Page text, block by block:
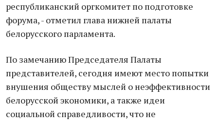
республиканский оргкомитет по подготовке
форума, - отметил глава нижней палаты
белорусского парламента.
По замечанию Председателя Палаты
представителей, сегодня имеют место попытки
внушения обществу мыслей о неэффективности
белорусской экономики, а также идеи
социальной справедливости, что не